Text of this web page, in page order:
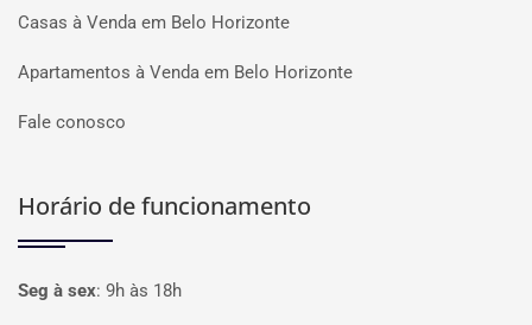
Casas à Venda em Belo Horizonte
Apartamentos à Venda em Belo Horizonte
Fale conosco
Horário de funcionamento
Seg à sex: 9h às 18h